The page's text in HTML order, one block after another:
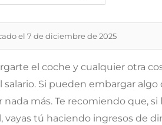
el 7 de diciembre de 2025
el coche y cualquier otra
salario. Si pueden embargar algo
más. Te recomiendo que, si
vayas tú haciendo ingresos de